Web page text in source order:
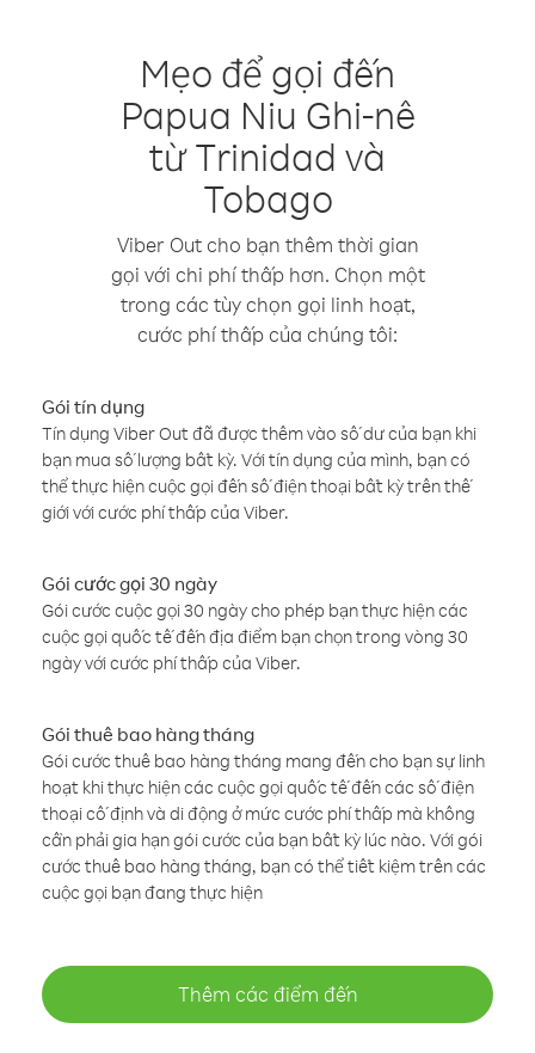
Mẹo để gọi đến
Papua Niu Ghi-nê
từ Trinidad và
Tobago
Viber Out cho bạn thêm thời gian
gọi với chi phí thấp hơn. Chọn một
trong các tùy chọn gọi linh hoạt,
cước phí thấp của chúng tôi:
Gói tín dụng
Tín dụng Viber Out đã được thêm vào số dư của bạn khi
bạn mua số lượng bất kỳ. Với tín dụng của mình, bạn có
thể thực hiện cuộc gọi đến số điện thoại bất kỳ trên thế
giới với cước phí thấp của Viber.
Gói cước gọi 30 ngày
Gói cước cuộc gọi 30 ngày cho phép bạn thực hiện các
cuộc gọi quốc tế đến địa điểm bạn chọn trong vòng 30
ngày với cước phí thấp của Viber.
Gói thuê bao hàng tháng
Gói cước thuê bao hàng tháng mang đến cho bạn sự linh
hoạt khi thực hiện các cuộc gọi quốc tế đến các số điện
thoại cố định và di động ở mức cước phí thấp mà không
cần phải gia hạn gói cước của bạn bất kỳ lúc nào. Với gói
cước thuê bao hàng tháng, bạn có thể tiết kiệm trên các
cuộc gọi bạn đang thực hiện
Thêm các điểm đến